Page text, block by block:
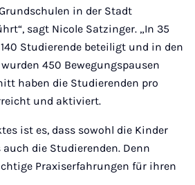
Grundschulen in der Stadt
sagt Nicole Satzinger. „In 35
Studierende beteiligt und in den
450 Bewegungspausen
haben die Studierenden pro
und aktiviert.
ist es, dass sowohl die Kinder
die Studierenden. Denn
Praxiserfahrungen für ihren